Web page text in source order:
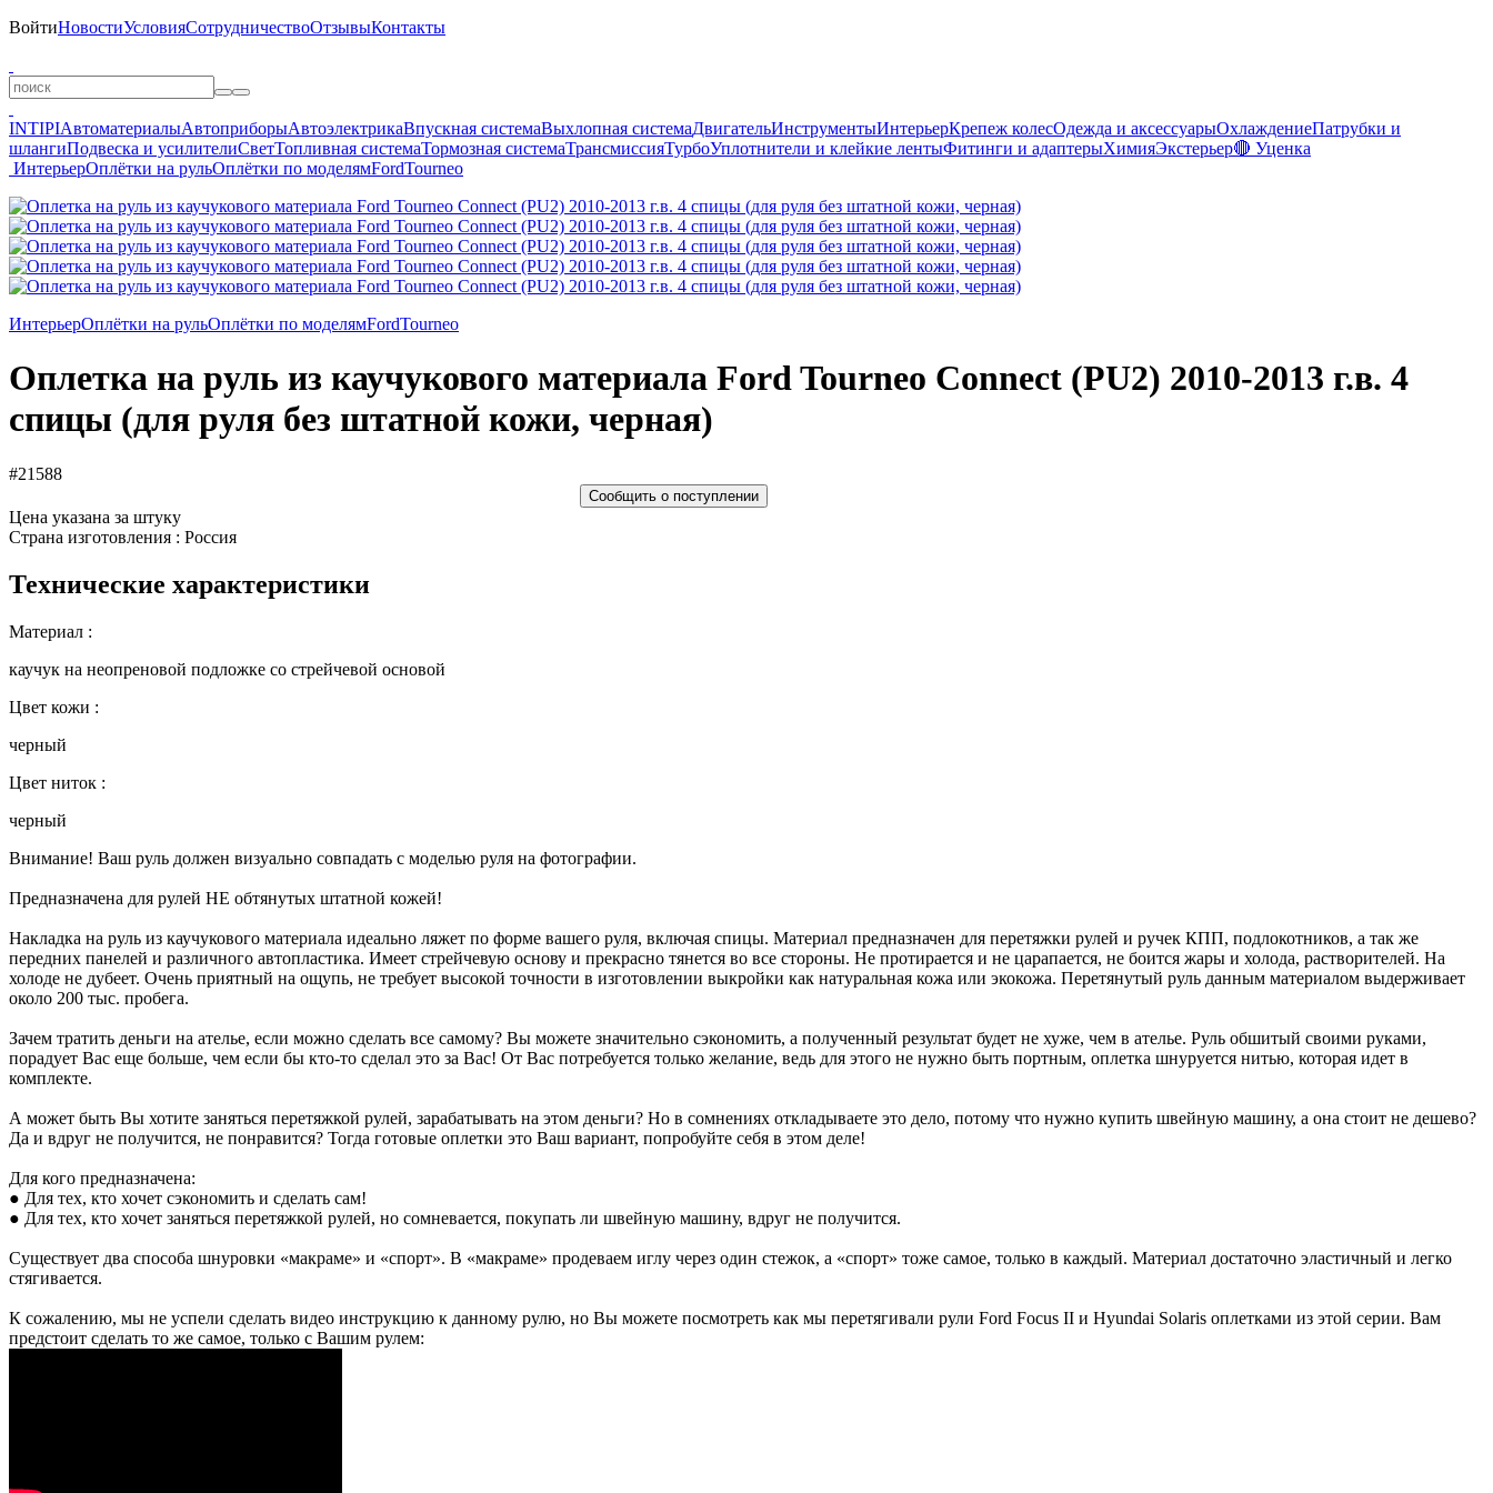
ВойтиНовостиУсловияСотрудничествоОтзывыКонтакты
INTIPIАвтоматериалыАвтоприборыАвтоэлектрикаВпускная системаВыхлопная системаДвигательИнструментыИнтерьерКрепеж колесОдежда и аксессуарыОхлаждениеПатрубки и
шлангиПодвеска и усилителиСветТопливная системаТормозная системаТрансмиссияТурбоУплотнители и клейкие лентыФитинги и адаптерыХимияЭкстерьер🔴 Уценка
ИнтерьерОплётки на рульОплётки по моделямFordTourneo
ИнтерьерОплётки на рульОплётки по моделямFordTourneo
Оплетка на руль из каучукового материала Ford Tourneo Connect (PU2) 2010-2013 г.в. 4
спицы (для руля без штатной кожи, черная)
#21588
Сообщить о поступлении
Цена указана за штуку
Страна изготовления : Россия
Технические характеристики
Материал :
каучук на неопреновой подложке со стрейчевой основой
Цвет кожи :
черный
Цвет ниток :
черный
Внимание! Ваш руль должен визуально совпадать с моделью руля на фотографии.
Предназначена для рулей НЕ обтянутых штатной кожей!
Накладка на руль из каучукового материала идеально ляжет по форме вашего руля, включая спицы. Материал предназначен для перетяжки рулей и ручек КПП, подлокотников, а так же
передних панелей и различного автопластика. Имеет стрейчевую основу и прекрасно тянется во все стороны. Не протирается и не царапается, не боится жары и холода, растворителей. На
холоде не дубеет. Очень приятный на ощупь, не требует высокой точности в изготовлении выкройки как натуральная кожа или экокожа. Перетянутый руль данным материалом выдерживает
около 200 тыс. пробега.
Зачем тратить деньги на ателье, если можно сделать все самому? Вы можете значительно сэкономить, а полученный результат будет не хуже, чем в ателье. Руль обшитый своими руками,
порадует Вас еще больше, чем если бы кто-то сделал это за Вас! От Вас потребуется только желание, ведь для этого не нужно быть портным, оплетка шнуруется нитью, которая идет в
комплекте.
А может быть Вы хотите заняться перетяжкой рулей, зарабатывать на этом деньги? Но в сомнениях откладываете это дело, потому что нужно купить швейную машину, а она стоит не дешево?
Да и вдруг не получится, не понравится? Тогда готовые оплетки это Ваш вариант, попробуйте себя в этом деле!
Для кого предназначена:
● Для тех, кто хочет сэкономить и сделать сам!
● Для тех, кто хочет заняться перетяжкой рулей, но сомневается, покупать ли швейную машину, вдруг не получится.
Существует два способа шнуровки «макраме» и «спорт». В «макраме» продеваем иглу через один стежок, а «спорт» тоже самое, только в каждый. Материал достаточно эластичный и легко
стягивается.
К сожалению, мы не успели сделать видео инструкцию к данному рулю, но Вы можете посмотреть как мы перетягивали рули Ford Focus II и Hyundai Solaris оплетками из этой серии. Вам
предстоит сделать то же самое, только с Вашим рулем: